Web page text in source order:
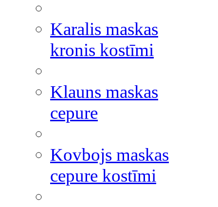
Karalis maskas
kronis kostīmi
Klauns maskas
cepure
Kovbojs maskas
cepure kostīmi